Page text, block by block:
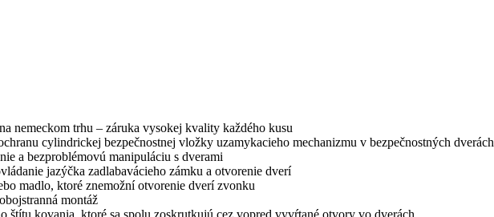
nemeckom trhu – záruka vysokej kvality každého kusu
cylindrickej bezpečnostnej vložky uzamykacieho mechanizmu v bezpečnostných dverách
a bezproblémovú manipuláciu s dverami
jazýčka zadlabavácieho zámku a otvorenie dverí
madlo, ktoré znemožní otvorenie dverí zvonku
montáž
štítu kovania, ktoré sa spolu zoskrutkujú cez vopred vyvŕtané otvory vo dverách